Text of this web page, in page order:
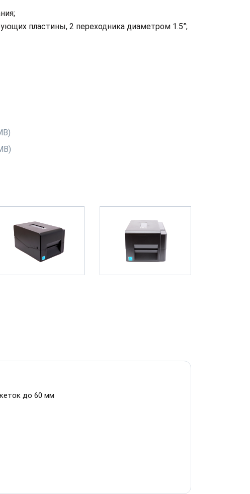
пластины, 2 переходника диаметром 1.5”;
до 60 мм